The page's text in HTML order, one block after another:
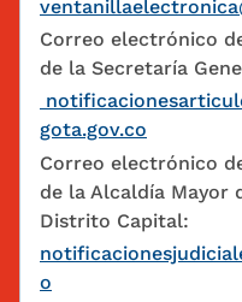
Correo electrónico
de la Secretaría
gota.gov.co
Correo electrónico
de la Alcaldía Mayor
Distrito Capital:
o